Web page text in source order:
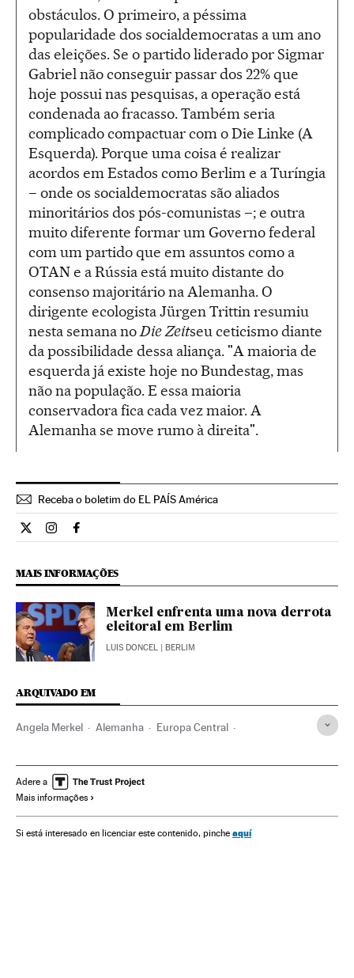
obstáculos. O primeiro, a péssima
popularidade dos socialdemocratas a um ano
das eleições. Se o partido liderado por Sigmar
Gabriel não conseguir passar dos 22% que
hoje possui nas pesquisas, a operação está
condenada ao fracasso. Também seria
complicado compactuar com o Die Linke (A
Esquerda). Porque uma coisa é realizar
acordos em Estados como Berlim e a Turíngia
– onde os socialdemocratas são aliados
minoritários dos pós-comunistas –; e outra
muito diferente formar um Governo federal
com um partido que em assuntos como a
OTAN e a Rússia está muito distante do
consenso majoritário na Alemanha. O
dirigente ecologista Jürgen Trittin resumiu
nesta semana no Die Zeitseu ceticismo diante
da possibilidade dessa aliança. "A maioria de
esquerda já existe hoje no Bundestag, mas
não na população. E essa maioria
conservadora fica cada vez maior. A
Alemanha se move rumo à direita".
Receba o boletim do EL PAÍS América
Internacional El País Brasil en Twitter
Internacional El País Brasil en Instagram
Internacional El País Brasil en Facebook
MAIS INFORMAÇÕES
Merkel enfrenta uma nova derrota
eleitoral em Berlim
LUIS DONCEL | BERLIM
ARQUIVADO EM
Angela Merkel Alemanha Europa Central
Organizações internacionais
Economia Política
Adere a
Mais informações
Si está interesado en licenciar este contenido, pinche aquí